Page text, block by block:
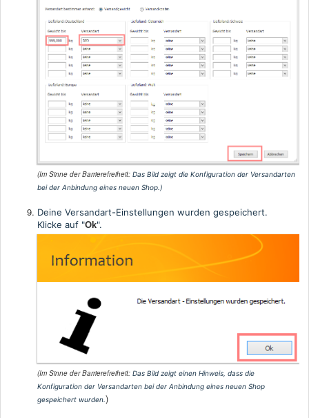
(Im Sinne der Barrierefreiheit: Das Bild zeigt die Konfiguration der Versandarten
bei der Anbindung eines neuen Shop. )
Deine Versandart-Einstellungen wurden gespeichert.
Klicke auf "Ok".
(Im Sinne der Barrierefreiheit: Das Bild zeigt einen Hinweis, dass die
Konfiguration der Versandarten bei der Anbindung eines neuen Shop
gespeichert wurden )